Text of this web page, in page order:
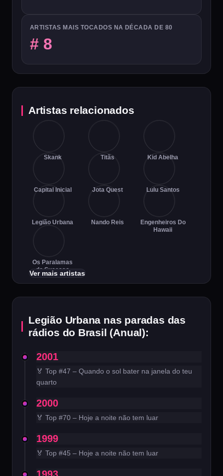
Legião Urbana nas paradas das
rádios do Brasil (Anual):
2001
🏅 Top #47 – Quando o sol bater na janela do teu
quarto
2000
🏅 Top #70 – Hoje a noite não tem luar
1999
🏅 Top #45 – Hoje a noite não tem luar
Artistas relacionados
Skank Titãs Kid Abelha
Capital Inicial Jota Quest Lulu Santos
Legião Urbana Nando Reis
Engenheiros Do
Hawaii
Os Paralamas
do Sucesso
Ver mais artistas
ARTISTAS MAIS TOCADOS NA DÉCADA DE 80
# 8